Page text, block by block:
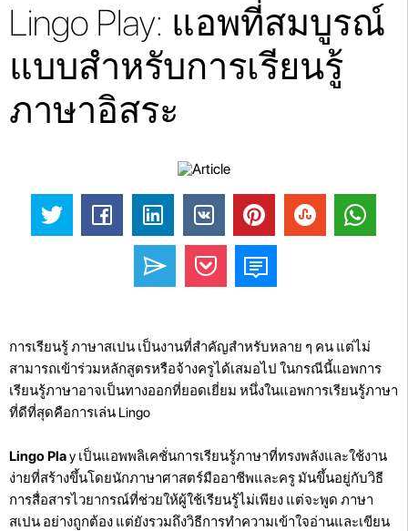
Lingo Play: แอพที่สมบูรณ์
แบบสำหรับการเรียนรู้
ภาษาอิสระ
การเรียนรู้ ภาษาสเปน เป็นงานที่สำคัญสำหรับหลาย ๆ คน แต่ไม่
สามารถเข้าร่วมหลักสูตรหรือจ้างครูได้เสมอไป ในกรณีนี้แอพการ
เรียนรู้ภาษาอาจเป็นทางออกที่ยอดเยี่ยม หนึ่งในแอพการเรียนรู้ภาษา
ที่ดีที่สุดคือการเล่น Lingo
Lingo Play เป็นแอพพลิเคชั่นการเรียนรู้ภาษาที่ทรงพลังและใช้งาน
ง่ายที่สร้างขึ้นโดยนักภาษาศาสตร์มืออาชีพและครู มันขึ้นอยู่กับวิธี
การสื่อสารไวยากรณ์ที่ช่วยให้ผู้ใช้เรียนรู้ไม่เพียง แต่จะพูด ภาษา
สเปน อย่างถูกต้อง แต่ยังรวมถึงวิธีการทำความเข้าใจอ่านและเขียน